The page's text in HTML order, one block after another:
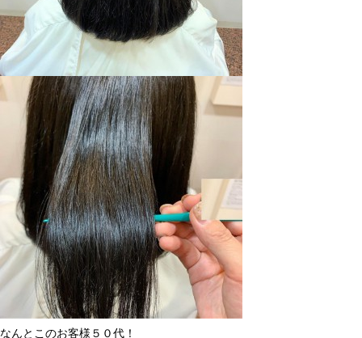
なんとこのお客様５０代！